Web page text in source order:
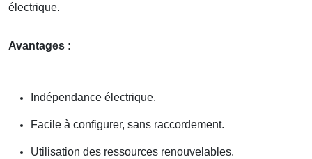
électrique.
Avantages :
Indépendance électrique.
Facile à configurer, sans raccordement.
Utilisation des ressources renouvelables.